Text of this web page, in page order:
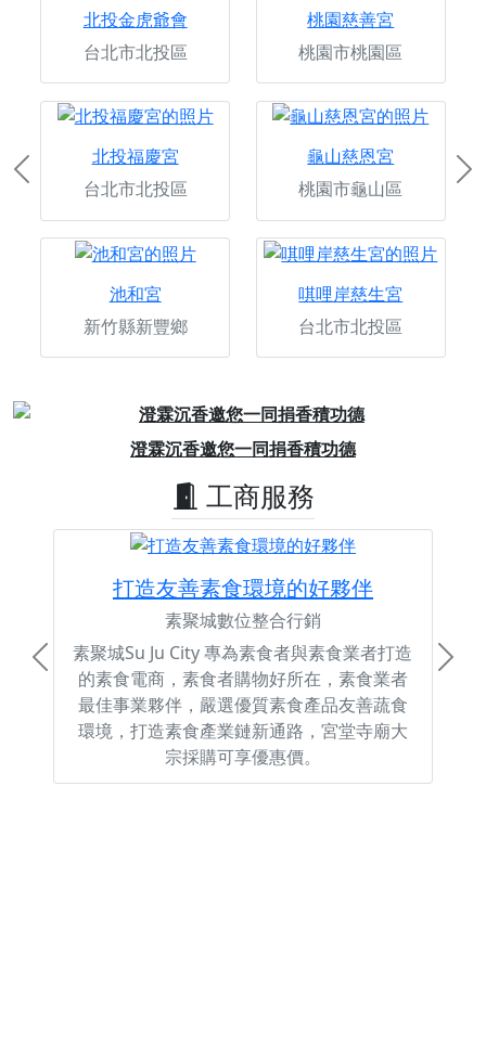
北投金虎爺會
台北市北投區
桃園慈善宮
桃園市桃園區
北投福慶宮
台北市北投區
龜山慈恩宮
桃園市龜山區
池和宮
新竹縣新豐鄉
唭哩岸慈生宮
台北市北投區
Previous
澄霖沉香邀您一同捐香積功德
工商服務
打造友善素食環境的好夥伴
素聚城數位整合行銷
素聚城Su Ju City 專為素食者與素食業者打造
的素食電商，素食者購物好所在，素食業者
最佳事業夥伴，嚴選優質素食產品友善蔬食
環境，打造素食產業鏈新通路，宮堂寺廟大
宗採購可享優惠價。
Previous Next